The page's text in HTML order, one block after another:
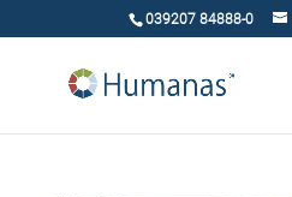
039207 84888-0